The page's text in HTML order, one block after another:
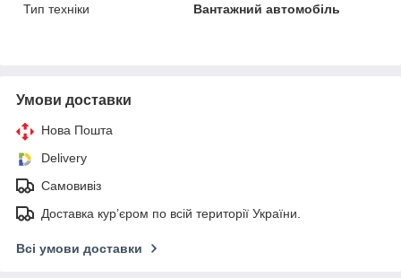
Тип техніки
Вантажний автомобіль
Умови доставки
Нова Пошта
Delivery
Самовивіз
Доставка кур’єром по всій території України.
Всі умови доставки